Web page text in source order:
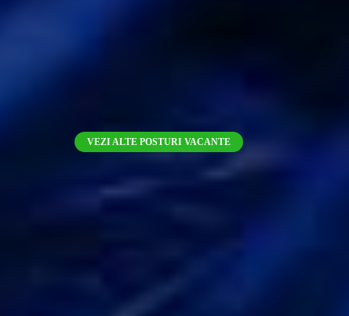
VEZI ALTE POSTURI VACANTE